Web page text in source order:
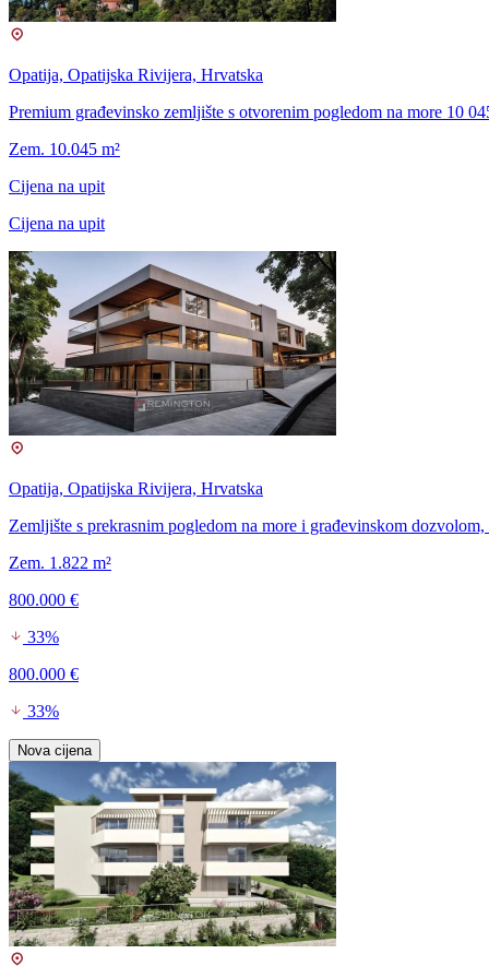
Opatija, Opatijska Rivijera, Hrvatska
Premium građevinsko zemljište s otvorenim pogledom na more 10
Zem. 10.045 m²
Cijena na upit
Cijena na upit
Opatija, Opatijska Rivijera, Hrvatska
Zemljište s prekrasnim pogledom na more i građevinskom
Zem. 1.822 m²
800.000 €
33%
800.000 €
33%
Nova cijena